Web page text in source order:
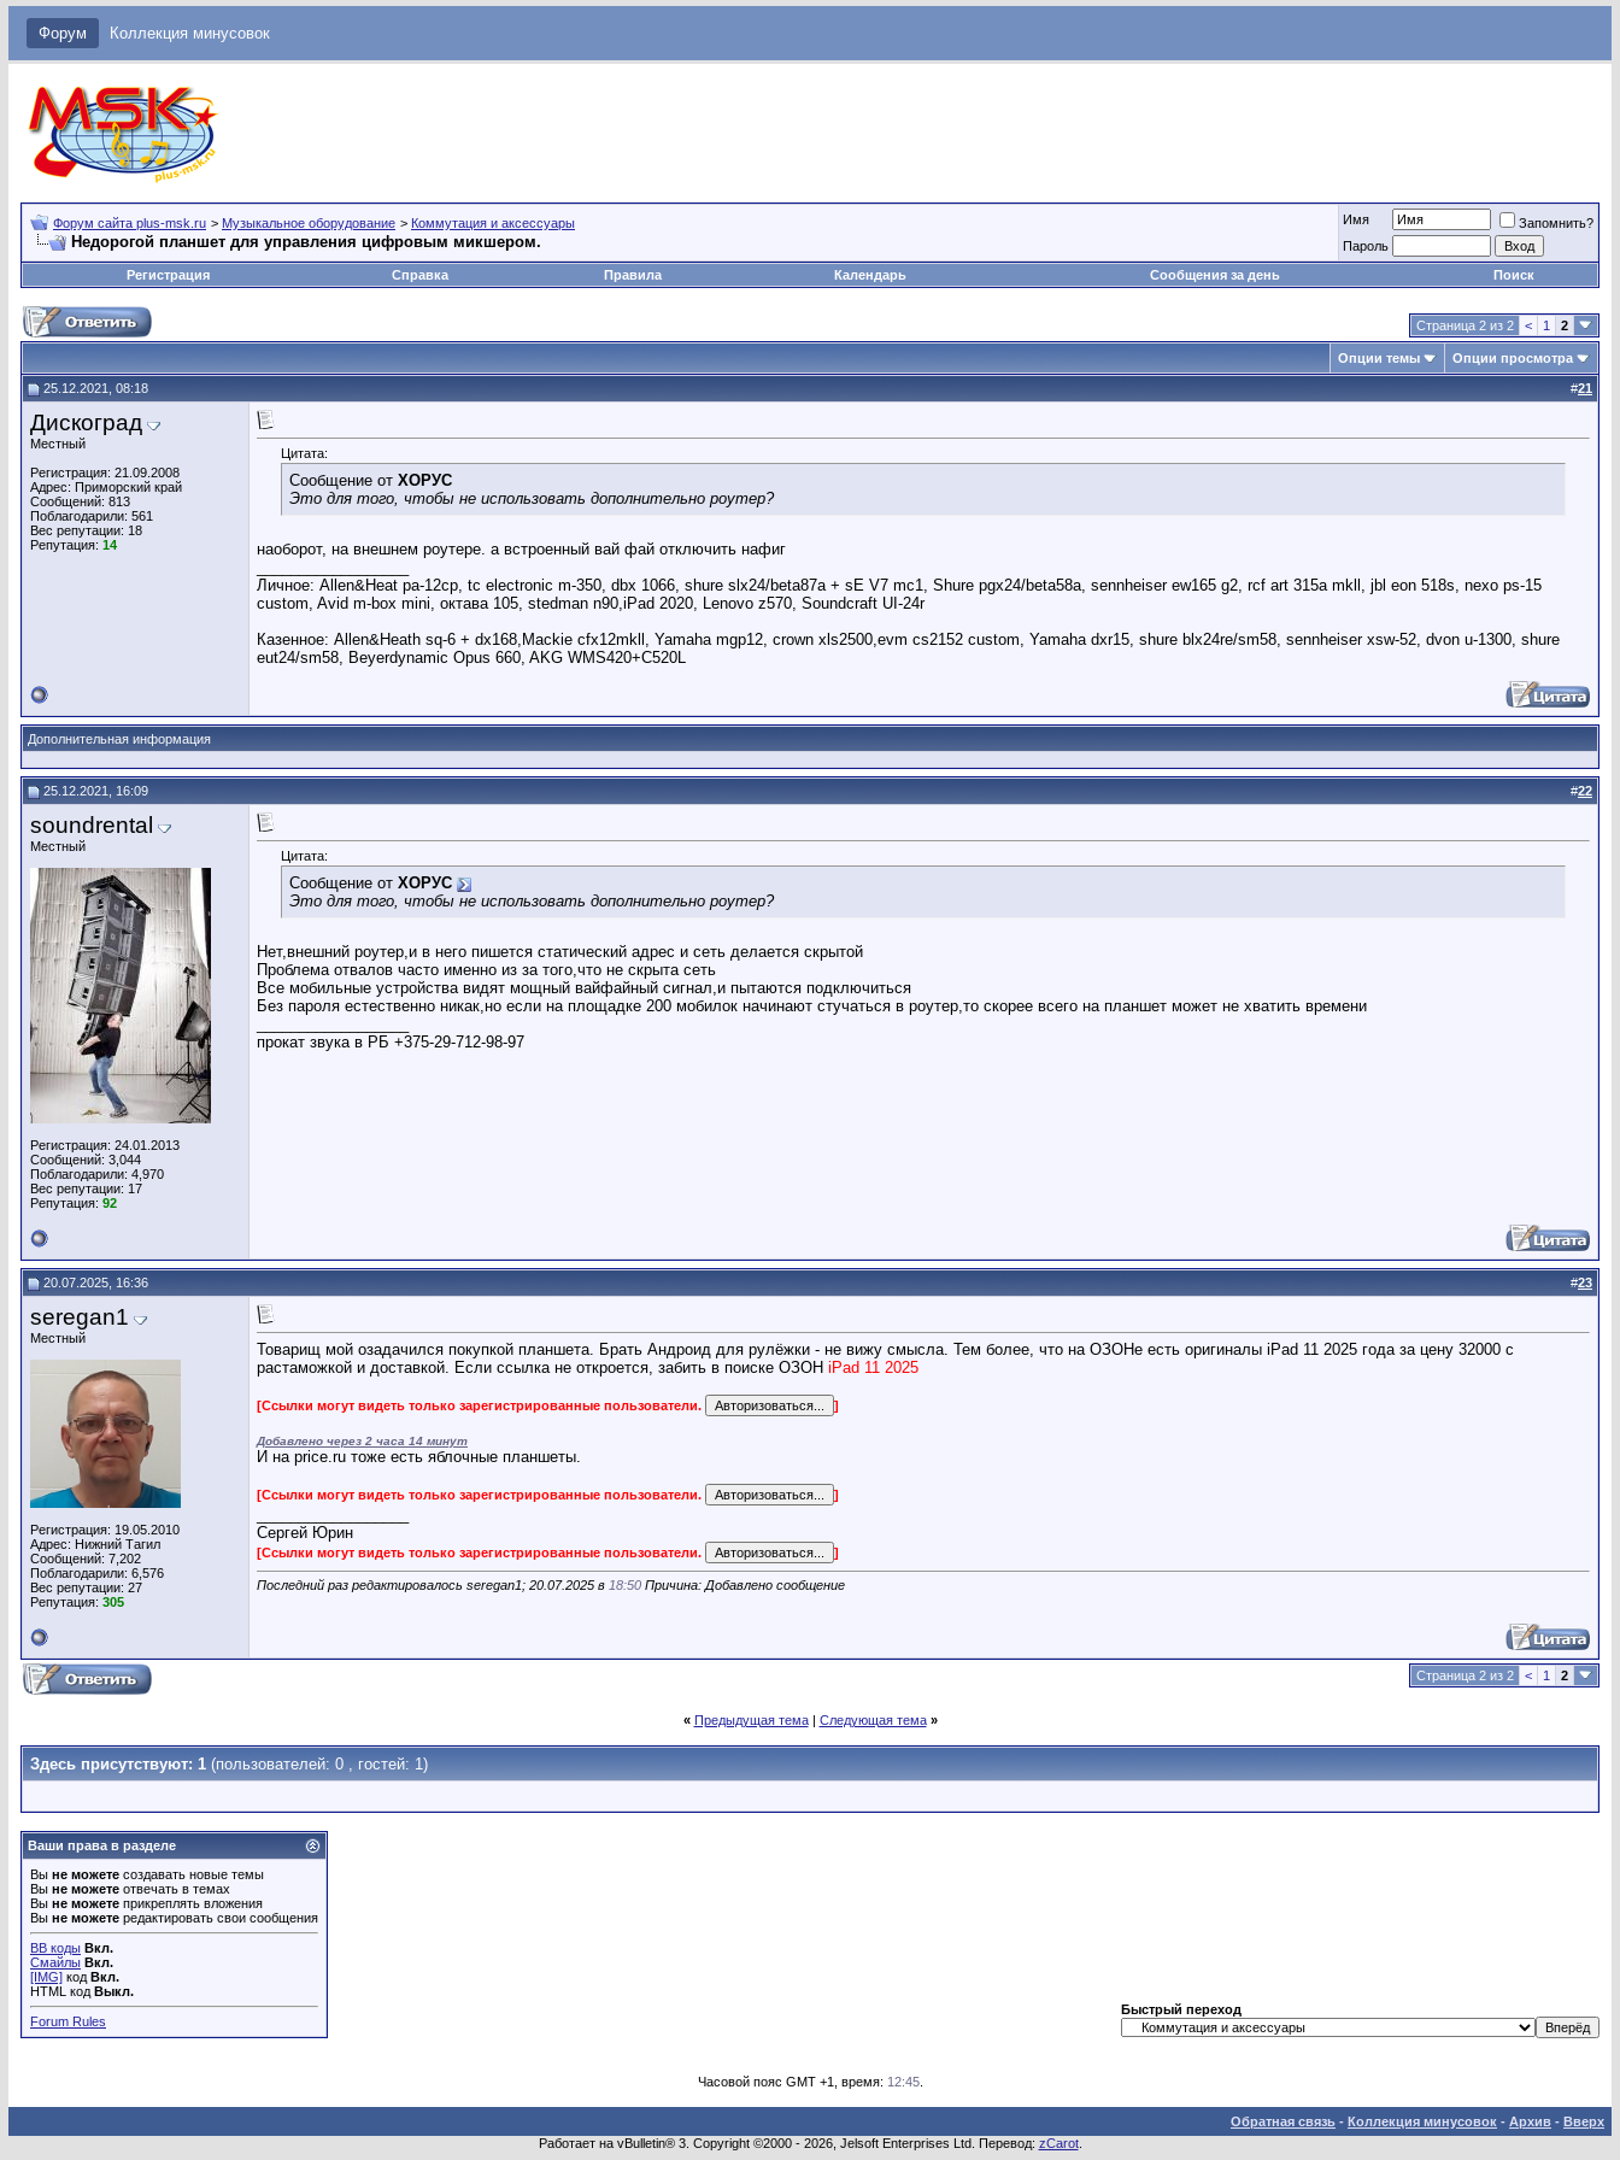
Форум Коллекция минусовок
Форум сайта plus-msk.ru > Музыкальное оборудование > Коммутация и аксессуары
Недорогой планшет для управления цифровым микшером.
Имя
Запомнить?
Пароль
Регистрация
Справка Правила Календарь Сообщения за день Поиск
Страница 2 из 2 < 1 2
Опции темы Опции просмотра
25.12.2021, 08:18 #21
Дискоград
Местный
Регистрация: 21.09.2008
Адрес: Приморский край
Сообщений: 813
Поблагодарили: 561
Вес репутации: 18
Репутация: 14
Цитата:
Сообщение от ХОРУС
Это для того, чтобы не использовать дополнительно роутер?
наоборот, на внешнем роутере. а встроенный вай фай отключить нафиг
Личное: Allen&Heat pa-12cp, tc electronic m-350, dbx 1066, shure slx24/beta87a + sE V7 mc1, Shure pgx24/beta58a, sennheiser ew165 g2, rcf art 315a mkll, jbl eon 518s, nexo ps-15
custom, Avid m-box mini, октава 105, stedman n90,iPad 2020, Lenovo z570, Soundcraft UI-24r
Казенное: Allen&Heath sq-6 + dx168,Mackie cfx12mkll, Yamaha mgp12, crown xls2500,evm cs2152 custom, Yamaha dxr15, shure blx24re/sm58, sennheiser xsw-52, dvon u-1300, shure
eut24/sm58, Beyerdynamic Opus 660, AKG WMS420+C520L
Дополнительная информация
25.12.2021, 16:09 #22
soundrental
Местный
Регистрация: 24.01.2013
Сообщений: 3,044
Поблагодарили: 4,970
Вес репутации: 17
Репутация: 92
Цитата:
Сообщение от ХОРУС
Это для того, чтобы не использовать дополнительно роутер?
Нет,внешний роутер,и в него пишется статический адрес и сеть делается скрытой
Проблема отвалов часто именно из за того,что не скрыта сеть
Все мобильные устройства видят мощный вайфайный сигнал,и пытаются подключиться
Без пароля естественно никак,но если на площадке 200 мобилок начинают стучаться в роутер,то скорее всего на планшет может не хватить времени
прокат звука в РБ +375-29-712-98-97
20.07.2025, 16:36 #23
seregan1
Местный
Регистрация: 19.05.2010
Адрес: Нижний Тагил
Сообщений: 7,202
Поблагодарили: 6,576
Вес репутации: 27
Репутация: 305
Товарищ мой озадачился покупкой планшета. Брать Андроид для рулёжки - не вижу смысла. Тем более, что на ОЗОНе есть оригиналы iPad 11 2025 года за цену 32000 с
растаможкой и доставкой. Если ссылка не откроется, забить в поиске ОЗОН iPad 11 2025
[Ссылки могут видеть только зарегистрированные пользователи. ]
Добавлено через 2 часа 14 минут
И на price.ru тоже есть яблочные планшеты.
[Ссылки могут видеть только зарегистрированные пользователи. ]
Сергей Юрин
[Ссылки могут видеть только зарегистрированные пользователи. ]
Последний раз редактировалось seregan1; 20.07.2025 в 18:50 Причина: Добавлено сообщение
Страница 2 из 2 < 1 2
« Предыдущая тема| Следующая тема »
Здесь присутствуют: 1 (пользователей: 0 , гостей: 1)
Ваши права в разделе
Вы не можете создавать новые темы
Вы не можете отвечать в темах
Вы не можете прикреплять вложения
Вы не можете редактировать свои сообщения
BB коды Вкл.
Смайлы Вкл.
[IMG] код Вкл.
HTML код Выкл.
Forum Rules
Быстрый переход
Часовой пояс GMT +1, время: 12:45.
Обратная связь - Коллекция минусовок - Архив - Вверх
Работает на vBulletin® 3. Copyright ©2000 - 2026, Jelsoft Enterprises Ltd. Перевод: zCarot.